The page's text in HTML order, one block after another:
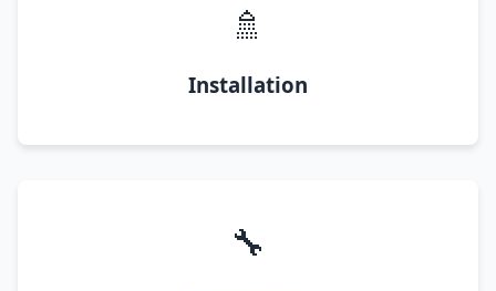
🚿
Installation
🔧